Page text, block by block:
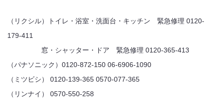
（リクシル）トイレ・浴室・洗面台・キッチン 緊急修理 0120-
179-411
窓・シャッター・ドア 緊急修理 0120-365-413
（パナソニック）0120-872-150 06-6906-1090
（ミツビシ） 0120-139-365 0570-077-365
（リンナイ） 0570-550-258